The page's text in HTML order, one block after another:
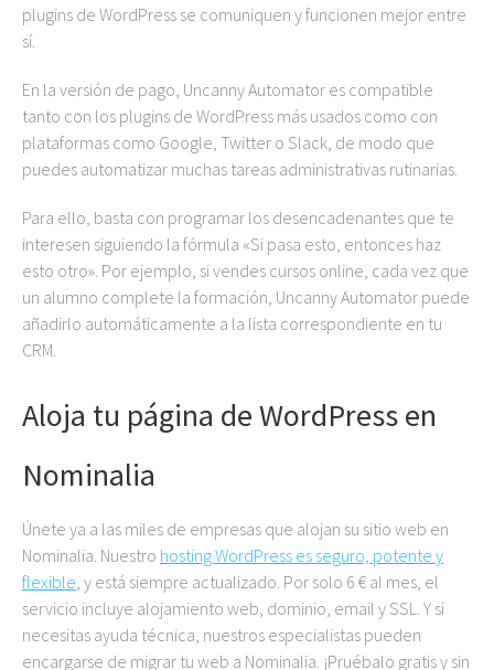
plugins de WordPress se comuniquen y funcionen mejor entre
sí.
En la versión de pago, Uncanny Automator es compatible
tanto con los plugins de WordPress más usados como con
plataformas como Google, Twitter o Slack, de modo que
puedes automatizar muchas tareas administrativas rutinarias.
Para ello, basta con programar los desencadenantes que te
interesen siguiendo la fórmula «Si pasa esto, entonces haz
esto otro». Por ejemplo, si vendes cursos online, cada vez que
un alumno complete la formación, Uncanny Automator puede
añadirlo automáticamente a la lista correspondiente en tu
CRM.
Aloja tu página de WordPress en
Nominalia
Únete ya a las miles de empresas que alojan su sitio web en
Nominalia. Nuestro hosting WordPress es seguro, potente y
flexible, y está siempre actualizado. Por solo 6 € al mes, el
servicio incluye alojamiento web, dominio, email y SSL. Y si
necesitas ayuda técnica, nuestros especialistas pueden
encargarse de migrar tu web a Nominalia. ¡Pruébalo gratis y sin